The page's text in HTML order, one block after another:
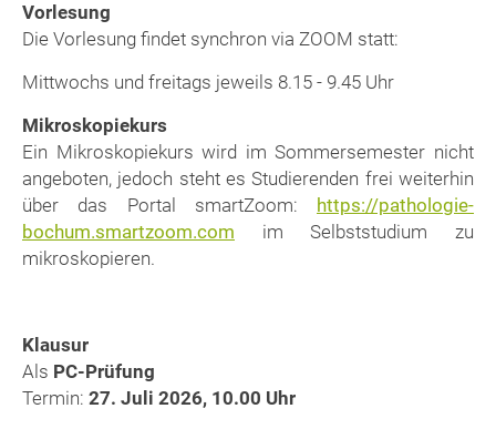
Vorlesung
Die Vorlesung findet synchron via ZOOM statt:
Mittwochs und freitags jeweils 8.15 - 9.45 Uhr
Mikroskopiekurs
Ein Mikroskopiekurs wird im Sommersemester nicht
angeboten, jedoch steht es Studierenden frei weiterhin
über das Portal smartZoom: https://pathologie-
bochum.smartzoom.com im Selbststudium zu
mikroskopieren.
Klausur
Als PC-Prüfung
Termin: 27. Juli 2026, 10.00 Uhr